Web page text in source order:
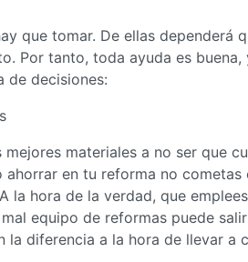
que tomar. De ellas dependerá
Por tanto, toda ayuda es buena,
de decisiones:
materiales a no ser que
en tu reforma no cometas
la hora de la verdad, que
equipo de reformas puede
la diferencia a la hora de llevar a